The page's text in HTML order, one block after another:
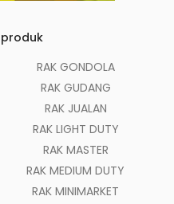
RAK GONDOLA
RAK GUDANG
RAK JUALAN
RAK LIGHT DUTY
RAK MASTER
RAK MEDIUM DUTY
RAK MINIMARKET